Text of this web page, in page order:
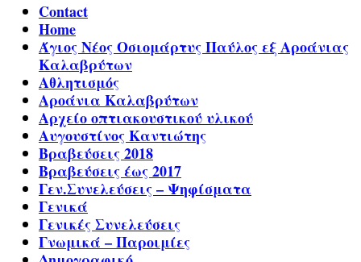
Contact
Home
Άγιος Νέος Οσιομάρτυς Παύλος εξ Αροάνιας
Καλαβρύτων
Αθλητισμός
Αροάνια Καλαβρύτων
Αρχείο οπτιακουστικού υλικού
Αυγουστίνος Καντιώτης
Βραβεύσεις 2018
Βραβεύσεις έως 2017
Γεν.Συνελεύσεις – Ψηφίσματα
Γενικά
Γενικές Συνελεύσεις
Γνωμικά – Παροιμίες